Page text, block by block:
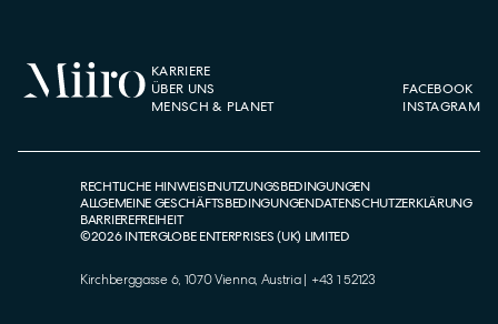
KARRIERE
ÜBER UNS
MENSCH & PLANET
FACEBOOK
INSTAGRAM
RECHTLICHE HINWEISENUTZUNGSBEDINGUNGEN
ALLGEMEINE GESCHÄFTSBEDINGUNGENDATENSCHUTZERKLÄRUNG
BARRIEREFREIHEIT
©2026INTERGLOBE ENTERPRISES (UK) LIMITED
Kirchberggasse 6, 1070 Vienna, Austria| +43 1 52123